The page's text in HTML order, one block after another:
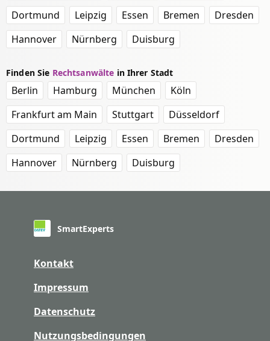
Dortmund
Leipzig Essen Bremen
Dresden
Hannover
Nürnberg Duisburg
Finden Sie Rechtsanwälte in Ihrer Stadt
Berlin Hamburg München
Köln
Frankfurt am Main
Stuttgart
Düsseldorf
Dortmund
Leipzig Essen Bremen
Dresden
Hannover
Nürnberg Duisburg
SmartExperts
Kontakt
Impressum
Datenschutz
Nutzungsbedingungen